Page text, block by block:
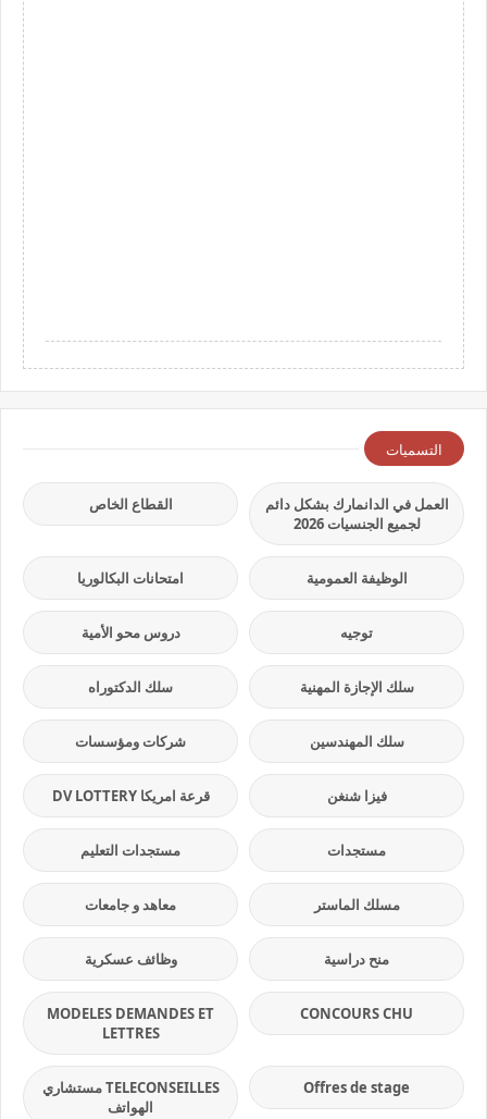
التسميات
العمل في الدانمارك بشكل دائم
لجميع الجنسيات 2026
القطاع الخاص
الوظيفة العمومية امتحانات البكالوريا
توجيه دروس محو الأمية
سلك الإجازة المهنية سلك الدكتوراه
سلك المهندسين شركات ومؤسسات
فيزا شنغن قرعة امريكا DV LOTTERY
مستجدات مستجدات التعليم
مسلك الماستر معاهد و جامعات
منح دراسية وظائف عسكرية
CONCOURS CHU
MODELES DEMANDES ET
LETTRES
Offres de stage
TELECONSEILLES مستشاري
الهواتف